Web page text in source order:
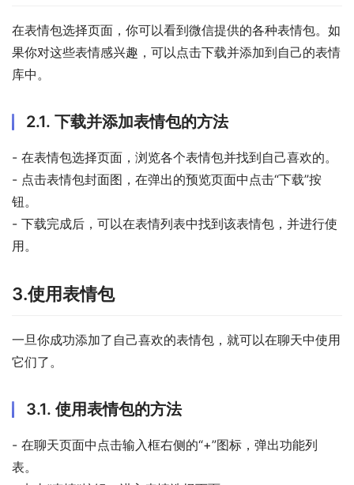
在表情包选择页面，你可以看到微信提供的各种表情包。如
果你对这些表情感兴趣，可以点击下载并添加到自己的表情
库中。
2.1. 下载并添加表情包的方法
- 在表情包选择页面，浏览各个表情包并找到自己喜欢的。
- 点击表情包封面图，在弹出的预览页面中点击“下载”按
钮。
- 下载完成后，可以在表情列表中找到该表情包，并进行使
用。
3.使用表情包
一旦你成功添加了自己喜欢的表情包，就可以在聊天中使用
它们了。
3.1. 使用表情包的方法
- 在聊天页面中点击输入框右侧的“+”图标，弹出功能列
表。